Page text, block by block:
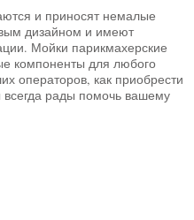
и приносят немалые
дизайном и имеют
Мойки парикмахерские
компоненты для любого
операторов, как приобрести
рады помочь вашему